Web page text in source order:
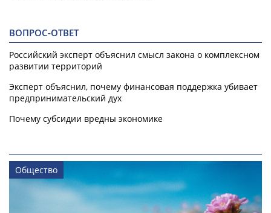
ВОПРОС-ОТВЕТ
Российский эксперт объяснил смысл закона о комплексном
развитии территорий
Эксперт объяснил, почему финансовая поддержка убивает
предпринимательский дух
Почему субсидии вредны экономике
Общество